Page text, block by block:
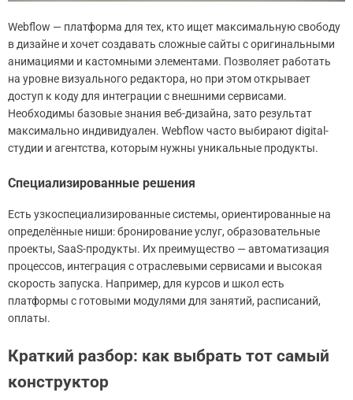
Webflow — платформа для тех, кто ищет максимальную свободу
в дизайне и хочет создавать сложные сайты с оригинальными
анимациями и кастомными элементами. Позволяет работать
на уровне визуального редактора, но при этом открывает
доступ к коду для интеграции с внешними сервисами.
Необходимы базовые знания веб-дизайна, зато результат
максимально индивидуален. Webflow часто выбирают digital-
студии и агентства, которым нужны уникальные продукты.
Специализированные решения
Есть узкоспециализированные системы, ориентированные на
определённые ниши: бронирование услуг, образовательные
проекты, SaaS-продукты. Их преимущество — автоматизация
процессов, интеграция с отраслевыми сервисами и высокая
скорость запуска. Например, для курсов и школ есть
платформы с готовыми модулями для занятий, расписаний,
оплаты.
Краткий разбор: как выбрать тот самый
конструктор